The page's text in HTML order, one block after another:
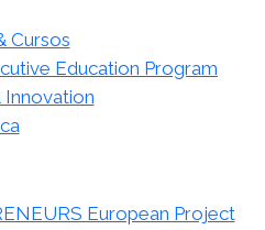
Cursos
Education Program
Innovation
European Project